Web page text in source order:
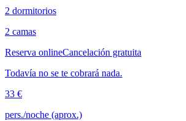
2 dormitorios
2 camas
Reserva onlineCancelación gratuita
Todavía no se te cobrará nada.
33 €
pers./noche (aprox.)